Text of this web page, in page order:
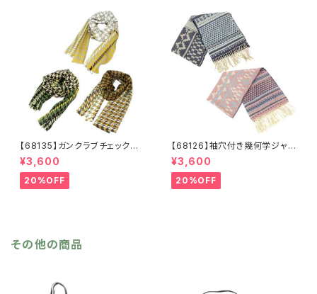
【68135】ガンクラブチェックスト
ール【送料無料】マフラー 防
寒 チェック柄 千鳥柄 千鳥
格子 マスタード キャメル
カーキ リサイクルポリエステ
¥3,600
20%OFF
【68126】袖穴付き幾何学ジャガ
ードストール【送料無料】袖付き
ストール ジャガード織り リバ
ーシブル 幾何学柄 防寒 フ
リンジ 秋冬 羽織 ポンチ
¥3,600
20%OFF
その他の商品